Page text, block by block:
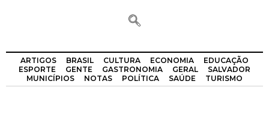
ARTIGOS BRASIL CULTURA ECONOMIA
EDUCAÇÃO
ESPORTE
GENTE GASTRONOMIA GERAL
SALVADOR
MUNICÍPIOS
NOTAS POLÍTICA SAÚDE TURISMO